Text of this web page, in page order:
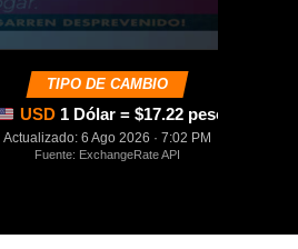
TIPO DE CAMBIO
USD 1 Dólar = $17.22 pesos
Actualizado: 6 Ago 2026 · 7:02 PM
Fuente: ExchangeRate API